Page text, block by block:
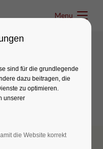
Menu
sind für die grundlegende
dazu beitragen, die
zu optimieren.
unserer
die Website korrekt
Menu